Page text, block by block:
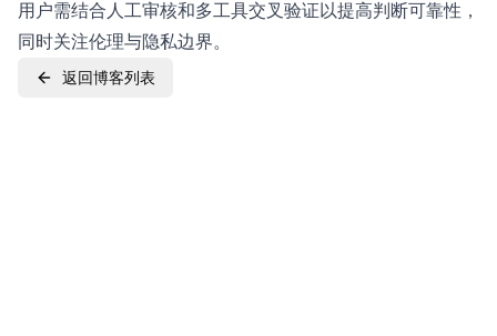
用户需结合人工审核和多工具交叉验证以提高判断可靠性，
同时关注伦理与隐私边界。
返回博客列表